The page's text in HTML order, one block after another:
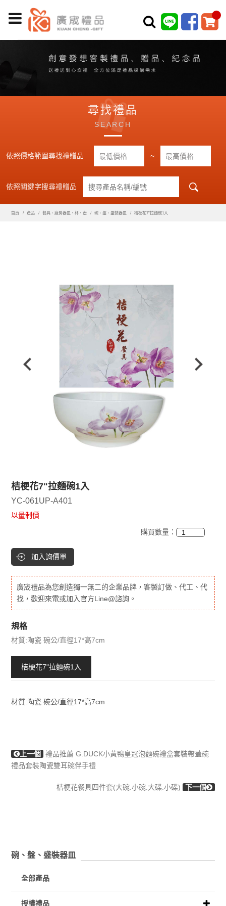
尋找禮品
SEARCH
依照價格範圍尋找禮贈品 ~
依照關鍵字搜尋禮贈品
首頁 產品 餐具、廚房器皿、杯、壺 碗、盤、盛裝器皿 桔梗花7"拉麵碗1入
桔梗花7"拉麵碗1入
YC-061UP-A401
以量制價
購買數量：
加入詢價單
廣宬禮品為您創造獨一無二的企業品牌，客製訂做、代工、代
找，歡迎來電或加入官方Line@諮詢。
規格
材質:陶瓷 碗公/直徑17*高7cm
桔梗花7"拉麵碗1入
材質:陶瓷 碗公/直徑17*高7cm
上一個
禮品推薦 G.DUCK小黃鴨皇冠泡麵碗禮盒套裝帶蓋碗
禮品套裝陶瓷雙耳碗伴手禮
桔梗花餐具四件套(大碗.小碗.大碟.小碟) 下一個
碗、盤、盛裝器皿
全部產品
授權禮品